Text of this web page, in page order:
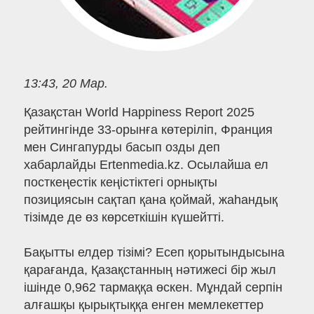
13:43, 20 Мар.
Қазақстан World Happiness Report 2025
рейтингінде 33-орынға көтеріліп, Франция
мен Сингапурды басып озды деп
хабарлайды Ertenmedia.kz. Осылайша ел
посткеңестік кеңістіктегі орнықты
позициясын сақтап қана қоймай, жаһандық
тізімде де өз көрсеткішін күшейтті.
Бақытты елдер тізімі? Есеп қорытындысына
қарағанда, Қазақстанның нәтижесі бір жыл
ішінде 0,962 тармаққа өскен. Мұндай серпін
алғашқы қырықтыққа енген мемлекеттер